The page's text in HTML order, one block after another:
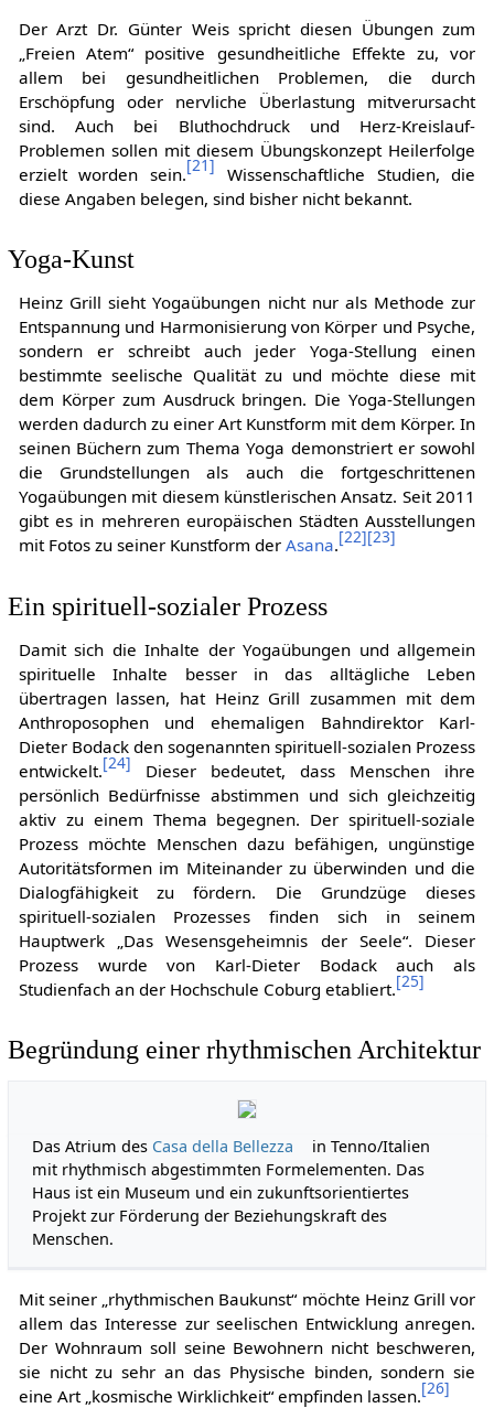
Der Arzt Dr. Günter Weis spricht diesen Übungen zum
„Freien Atem“ positive gesundheitliche Effekte zu, vor
allem bei gesundheitlichen Problemen, die durch
Erschöpfung oder nervliche Überlastung mitverursacht
sind. Auch bei Bluthochdruck und Herz-Kreislauf-
Problemen sollen mit diesem Übungskonzept Heilerfolge
erzielt worden sein.[21] Wissenschaftliche Studien, die
diese Angaben belegen, sind bisher nicht bekannt.
Yoga-Kunst
Heinz Grill sieht Yogaübungen nicht nur als Methode zur
Entspannung und Harmonisierung von Körper und Psyche,
sondern er schreibt auch jeder Yoga-Stellung einen
bestimmte seelische Qualität zu und möchte diese mit
dem Körper zum Ausdruck bringen. Die Yoga-Stellungen
werden dadurch zu einer Art Kunstform mit dem Körper. In
seinen Büchern zum Thema Yoga demonstriert er sowohl
die Grundstellungen als auch die fortgeschrittenen
Yogaübungen mit diesem künstlerischen Ansatz. Seit 2011
gibt es in mehreren europäischen Städten Ausstellungen
mit Fotos zu seiner Kunstform der Asana.[22][23]
Ein spirituell-sozialer Prozess
Damit sich die Inhalte der Yogaübungen und allgemein
spirituelle Inhalte besser in das alltägliche Leben
übertragen lassen, hat Heinz Grill zusammen mit dem
Anthroposophen und ehemaligen Bahndirektor Karl-
Dieter Bodack den sogenannten spirituell-sozialen Prozess
entwickelt.[24] Dieser bedeutet, dass Menschen ihre
persönlich Bedürfnisse abstimmen und sich gleichzeitig
aktiv zu einem Thema begegnen. Der spirituell-soziale
Prozess möchte Menschen dazu befähigen, ungünstige
Autoritätsformen im Miteinander zu überwinden und die
Dialogfähigkeit zu fördern. Die Grundzüge dieses
spirituell-sozialen Prozesses finden sich in seinem
Hauptwerk „Das Wesensgeheimnis der Seele“. Dieser
Prozess wurde von Karl-Dieter Bodack auch als
Studienfach an der Hochschule Coburg etabliert.[25]
Begründung einer rhythmischen Architektur
Das Atrium des Casa della Bellezza
in Tenno/Italien
mit rhythmisch abgestimmten Formelementen. Das
Haus ist ein Museum und ein zukunftsorientiertes
Projekt zur Förderung der Beziehungskraft des
Menschen.
Mit seiner „rhythmischen Baukunst“ möchte Heinz Grill vor
allem das Interesse zur seelischen Entwicklung anregen.
Der Wohnraum soll seine Bewohnern nicht beschweren,
sie nicht zu sehr an das Physische binden, sondern sie
eine Art „kosmische Wirklichkeit“ empfinden lassen.[26]